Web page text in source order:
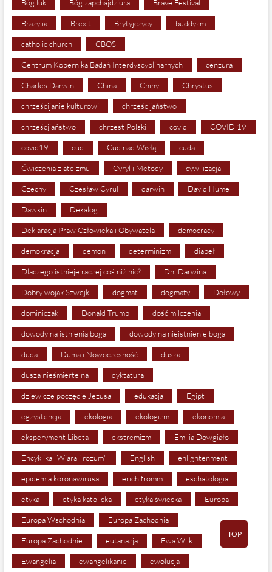
Bóg luk Bóg zapchajdziura Brave Festival
Brazylia Brexit Brytyjczycy buddyzm
catholic church CBOS
Centrum Kopernika Badań Interdyscyplinarnych cenzura
Charles Darwin China Chiny Chrystus
chrześcijanie kulturowi chrześcijaństwo
chrześcjiaństwo chrzest Polski covid COVID 19
covid19 cud Cud nad Wisłą cuda
Ćwiczenia z ateizmu Cyryl i Metody cywilizacja
Czechy Czesław Cyrul darwin David Hume
Dawkin Dekalog
Deklaracja Praw Człowieka i Obywatela democracy
demokracja demon determinizm diabeł
Dlaczego istnieje raczej coś niż nic? Dni Darwina
Dobry wojak Szwejk dogmat dogmaty Dołowy
dominiczak Donald Trump dość milczenia
dowody na istnienia boga dowody na nieistnienie boga
duda Duma i Nowoczesność dusza
dusza nieśmiertelna dyktatura
dziewicze poczęcie Jezusa edukacja Egipt
egzystencja ekologia ekologizm ekonomia
eksperyment Libeta ekstremizm Emilia Dowgiało
Encyklika "Wiara i rozum" English enlightenment
epidemia koronawirusa erich fromm eschatologia
etyka etyka katolicka etyka świecka Europa
Europa Wschodnia Europa Zachodnia
Europa Zachodnie eutanazja Ewa Wilk
Ewangelia ewangelikanie ewolucja
TOP